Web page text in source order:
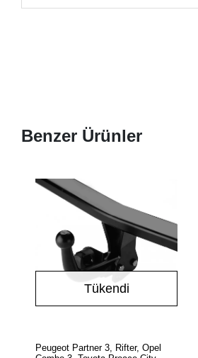
Benzer Ürünler
Tükendi
Peugeot Partner 3, Rifter, Opel